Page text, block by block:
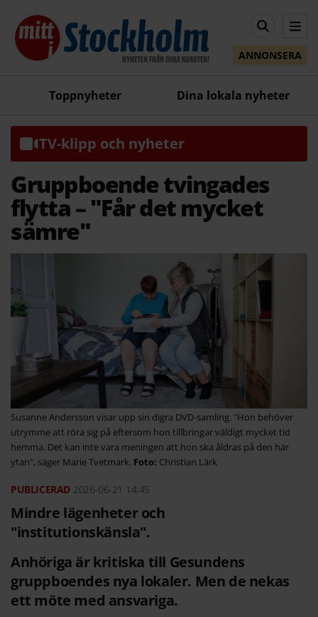
ANNONSERA
Toppnyheter Dina lokala nyheter
TV-klipp och nyheter
Gruppboende tvingades
flytta – "Får det mycket
sämre"
Susanne Andersson visar upp sin digra DVD-samling. "Hon behöver
utrymme att röra sig på eftersom hon tillbringar väldigt mycket tid
hemma. Det kan inte vara meningen att hon ska åldras på den här
ytan", säger Marie Tvetmark.
Christian Lärk
2026-06-21 14:45
Mindre lägenheter och
"institutionskänsla".
Anhöriga är kritiska till Gesundens
gruppboendes nya lokaler. Men de nekas
ett möte med ansvariga.